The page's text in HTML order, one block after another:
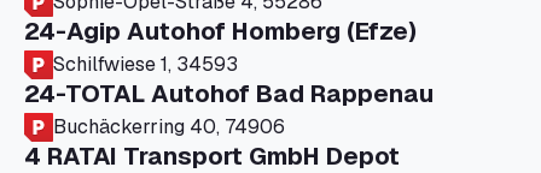
24-Agip Autohof Homberg (Efze)
Schilfwiese 1, 34593
24-TOTAL Autohof Bad Rappenau
Buchäckerring 40, 74906
4 RATAI Transport GmbH Depot